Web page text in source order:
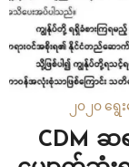
၂၀၂၀ ရွ
CDM ဆ